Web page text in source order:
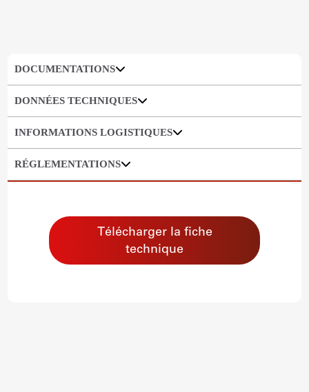
DOCUMENTATIONS
DONNÉES TECHNIQUES
INFORMATIONS LOGISTIQUES
RÉGLEMENTATIONS
Télécharger la fiche
technique